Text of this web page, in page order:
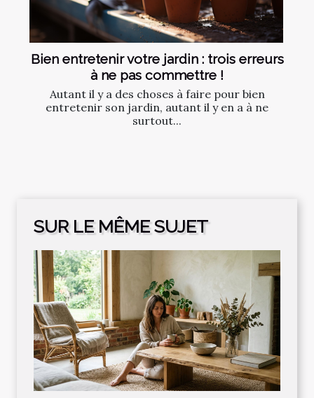
Bien entretenir votre jardin : trois erreurs
à ne pas commettre !
Autant il y a des choses à faire pour bien
entretenir son jardin, autant il y en a à ne
surtout...
SUR LE MÊME SUJET